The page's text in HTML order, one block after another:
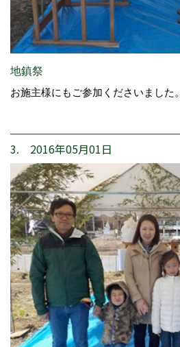
地鎮祭
お施主様にもご参加くださいました。
3. 2016年05月01日